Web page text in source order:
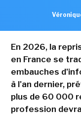
En 2026, la
en France se
embauches
à l'an dernier,
plus de 60 000
profession